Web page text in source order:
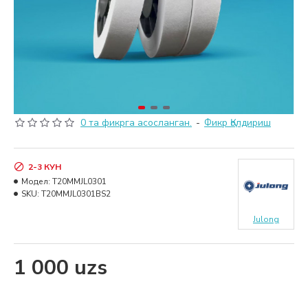
0 та фикрга асосланган. - Фикр Қолдириш
1 000 uzs
2-3 КУН
Модел: T20MMJL0301
SKU: T20MMJL0301BS2
Julong